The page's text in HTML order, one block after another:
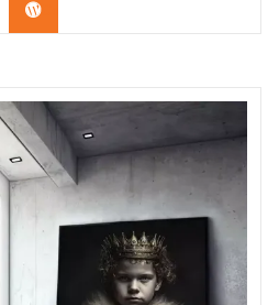
Confira os modelos